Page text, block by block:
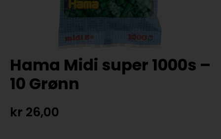
Hama Midi super 1000s –
10 Grønn
kr 26,00